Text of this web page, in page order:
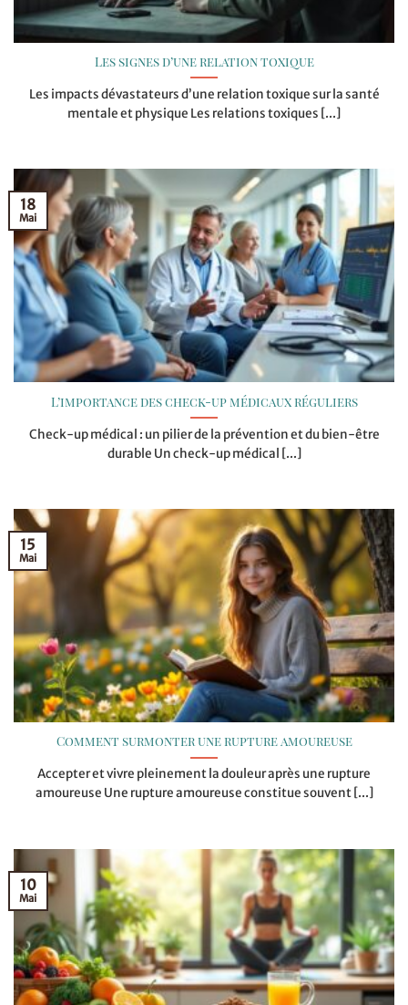
Les signes d’une relation toxique
Les impacts dévastateurs d’une relation toxique sur la santé
mentale et physique Les relations toxiques [...]
L’importance des check-up médicaux réguliers
Check-up médical : un pilier de la prévention et du bien-être
durable Un check-up médical [...]
18
Mai
Comment surmonter une rupture amoureuse
Accepter et vivre pleinement la douleur après une rupture
amoureuse Une rupture amoureuse constitue souvent [...]
15
Mai
10
Mai